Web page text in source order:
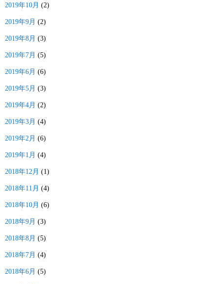
2019年10月 (2)
2019年9月 (2)
2019年8月 (3)
2019年7月 (5)
2019年6月 (6)
2019年5月 (3)
2019年4月 (2)
2019年3月 (4)
2019年2月 (6)
2019年1月 (4)
2018年12月 (1)
2018年11月 (4)
2018年10月 (6)
2018年9月 (3)
2018年8月 (5)
2018年7月 (4)
2018年6月 (5)